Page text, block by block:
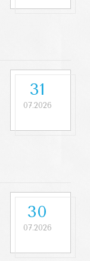
31
07.2026
30
07.2026